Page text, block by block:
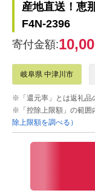
産地直送！恵
F4N-2396
寄付金額:
岐阜県 中津川市
※「還元率」とは返礼品
※「控除上限額」の範囲
除上限額を調べる）